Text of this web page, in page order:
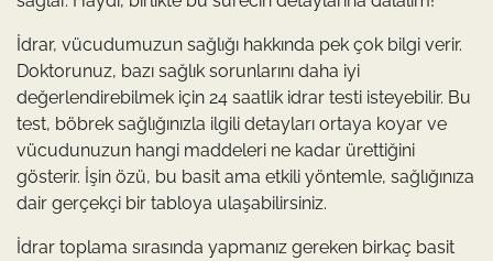
İdrar, vücudumuzun sağlığı hakkında pek çok bilgi verir.
Doktorunuz, bazı sağlık sorunlarını daha iyi
değerlendirebilmek için 24 saatlik idrar testi isteyebilir. Bu
test, böbrek sağlığınızla ilgili detayları ortaya koyar ve
vücudunuzun hangi maddeleri ne kadar ürettiğini
gösterir. İşin özü, bu basit ama etkili yöntemle, sağlığınıza
dair gerçekçi bir tabloya ulaşabilirsiniz.
İdrar toplama sırasında yapmanız gereken birkaç basit